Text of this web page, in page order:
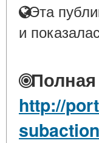
Эта
и
Полная
http://